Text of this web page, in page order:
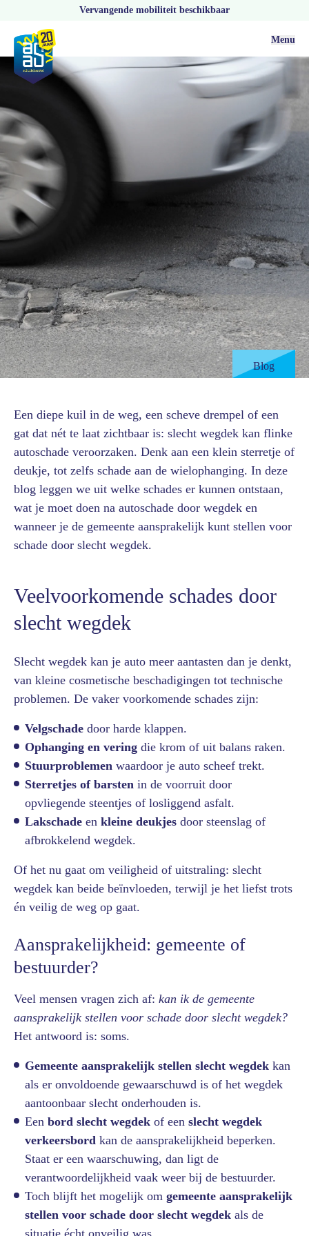
Vervangende mobiliteit beschikbaar
Menu
Blog
Actueel
Een diepe kuil in de weg, een scheve drempel of een
gat dat nét te laat zichtbaar is: slecht wegdek kan flinke
autoschade veroorzaken. Denk aan een klein sterretje of
deukje, tot zelfs schade aan de wielophanging. In deze
blog leggen we uit welke schades er kunnen ontstaan,
wat je moet doen na autoschade door wegdek en
wanneer je de gemeente aansprakelijk kunt stellen voor
schade door slecht wegdek.
Veelvoorkomende schades door
slecht wegdek
Slecht wegdek kan je auto meer aantasten dan je denkt,
van kleine cosmetische beschadigingen tot technische
problemen. De vaker voorkomende schades zijn:
Velgschade door harde klappen.
Ophanging en vering die krom of uit balans raken.
Stuurproblemen waardoor je auto scheef trekt.
Sterretjes of barsten in de voorruit door
opvliegende steentjes of losliggend asfalt.
Lakschade en kleine deukjes door steenslag of
afbrokkelend wegdek.
Of het nu gaat om veiligheid of uitstraling: slecht
wegdek kan beide beïnvloeden, terwijl je het liefst trots
én veilig de weg op gaat.
Aansprakelijkheid: gemeente of
bestuurder?
Veel mensen vragen zich af: kan ik de gemeente
aansprakelijk stellen voor schade door slecht wegdek?
Het antwoord is: soms.
Gemeente aansprakelijk stellen slecht wegdek kan
als er onvoldoende gewaarschuwd is of het wegdek
aantoonbaar slecht onderhouden is.
Een bord slecht wegdek of een slecht wegdek
verkeersbord kan de aansprakelijkheid beperken.
Staat er een waarschuwing, dan ligt de
verantwoordelijkheid vaak weer bij de bestuurder.
Toch blijft het mogelijk om gemeente aansprakelijk
stellen voor schade door slecht wegdek als de
situatie écht onveilig was.